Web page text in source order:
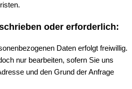
oder erforderlich:
Daten erfolgt freiwillig.
nur bearbeiten, sofern Sie uns
und den Grund der Anfrage